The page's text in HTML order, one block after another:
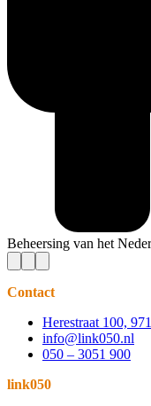
Beheersing van het
Contact
Herestraat 100,
info@link050.nl
050 – 3051 900
link050